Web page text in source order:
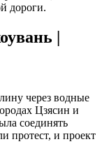
дороги.
|
через водные
Цзясин и
соединять
протест, и проект